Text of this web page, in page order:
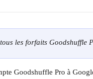
les forfaits Goodshuffle
Goodshuffle Pro à